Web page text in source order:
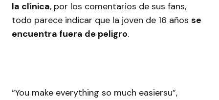
la clínica, por los comentarios de sus fans,
todo parece indicar que la joven de 16 años se
encuentra fuera de peligro.
“You make everything so much easiersu”,